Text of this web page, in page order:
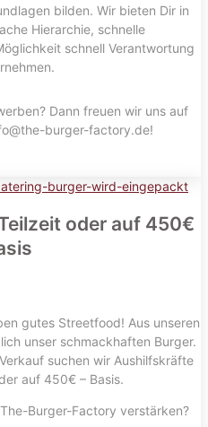
bilden. Wir bieten Dir in
Hierarchie, schnelle
schnell Verantwortung
Dann freuen wir uns auf
burger-factory.de!
oder auf 450€
gutes Streetfood! Aus unseren
unser schmackhaften Burger.
suchen wir Aushilfskräfte
auf 450€ – Basis.
Burger-Factory verstärken?